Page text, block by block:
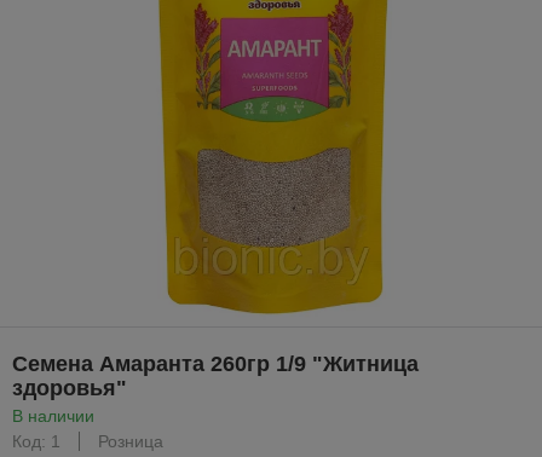
Семена Амаранта 260гр 1/9 "Житница
здоровья"
В наличии
Код: 1
Розница